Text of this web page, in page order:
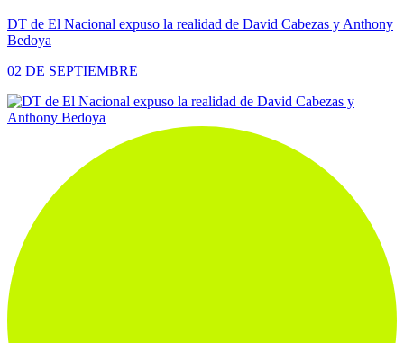
DT de El Nacional expuso la realidad de David Cabezas y Anthony
Bedoya
02 DE SEPTIEMBRE